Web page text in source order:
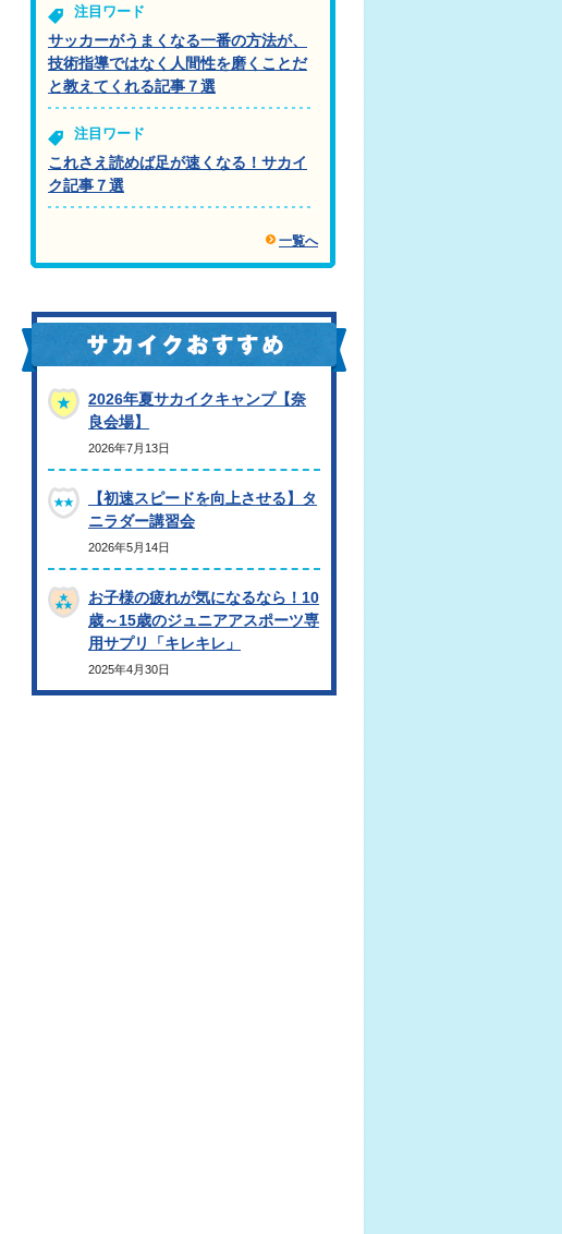
注目ワード
サッカーがうまくなる一番の方法が、
技術指導ではなく人間性を磨くことだ
と教えてくれる記事７選
注目ワード
これさえ読めば足が速くなる！サカイ
ク記事７選
一覧へ
2026年夏サカイクキャンプ【奈
良会場】
2026年7月13日
【初速スピードを向上させる】タ
ニラダー講習会
2026年5月14日
お子様の疲れが気になるなら！10
歳～15歳のジュニアアスポーツ専
用サプリ「キレキレ」
2025年4月30日